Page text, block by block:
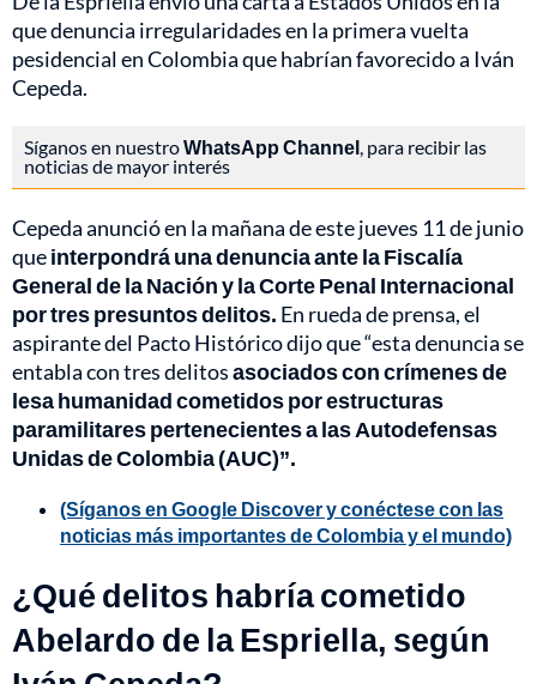
que denuncia irregularidades en la primera vuelta
pesidencial en Colombia que habrían favorecido a Iván
Cepeda.
Síganos en nuestroWhatsApp Channel, para recibir las
noticias de mayor interés
Cepeda anunció en la mañana de este jueves 11 de junio
queinterpondrá una denuncia ante la Fiscalía
General de la Nación y la Corte Penal Internacional
por tres presuntos delitos. En rueda de prensa, el
aspirante del Pacto Histórico dijo que “esta denuncia se
entabla con tres delitosasociados con crímenes de
lesa humanidad cometidos por estructuras
paramilitares pertenecientes a las Autodefensas
Unidas de Colombia (AUC)”.
(Síganos en Google Discover y conéctese con las
noticias más importantes de Colombia y el mundo)
¿Qué delitos habría cometido
Abelardo de la Espriella, según